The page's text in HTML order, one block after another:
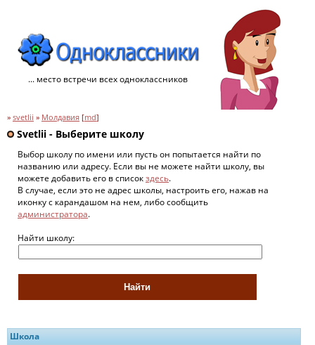
... место встречи всех одноклассников
» svetlii » Молдавия [md]
Svetlii - Выберите школу
Выбор школу по имени или пусть он попытается найти по
названию или адресу. Если вы не можете найти школу, вы
можете добавить его в списокздесь.
В случае, если это не адрес школы, настроить его, нажав на
иконку с карандашом на нем, либо сообщить
администратора.
Найти школу:
Школа